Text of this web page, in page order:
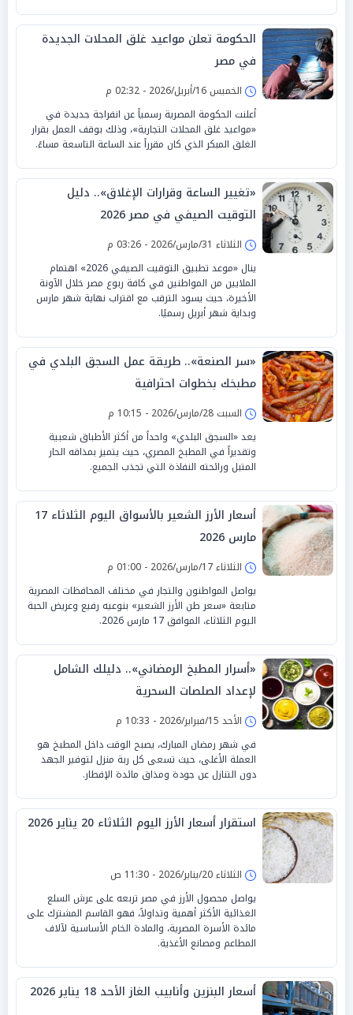
الحكومة تعلن مواعيد غلق المحلات الجديدة
في مصر
الخميس 16/أبريل/2026 - 02:32 م
أعلنت الحكومة المصرية رسمياً عن انفراجة جديدة في
«مواعيد غلق المحلات التجارية»، وذلك بوقف العمل بقرار
الغلق المبكر الذي كان مقرراً عند الساعة التاسعة مساءً.
«تغيير الساعة وقرارات الإغلاق».. دليل
التوقيت الصيفي في مصر 2026
الثلاثاء 31/مارس/2026 - 03:26 م
ينال «موعد تطبيق التوقيت الصيفي 2026» اهتمام
الملايين من المواطنين في كافة ربوع مصر خلال الآونة
الأخيرة، حيث يسود الترقب مع اقتراب نهاية شهر مارس
وبداية شهر أبريل رسميًا.
«سر الصنعة».. طريقة عمل السجق البلدي في
مطبخك بخطوات احترافية
السبت 28/مارس/2026 - 10:15 م
يعد «السجق البلدي» واحداً من أكثر الأطباق شعبية
وتقديراً في المطبخ المصري، حيث يتميز بمذاقه الحار
المتبل ورائحته النفاذة التي تجذب الجميع.
أسعار الأرز الشعير بالأسواق اليوم الثلاثاء 17
مارس 2026
الثلاثاء 17/مارس/2026 - 01:00 م
يواصل المواطنون والتجار في مختلف المحافظات المصرية
متابعة «سعر طن الأرز الشعير» بنوعيه رفيع وعريض الحبة
اليوم الثلاثاء، الموافق 17 مارس 2026.
«أسرار المطبخ الرمضاني».. دليلك الشامل
لإعداد الصلصات السحرية
الأحد 15/فبراير/2026 - 10:33 م
في شهر رمضان المبارك، يصبح الوقت داخل المطبخ هو
العملة الأغلى، حيث تسعى كل ربة منزل لتوفير الجهد
دون التنازل عن جودة ومذاق مائدة الإفطار.
استقرار أسعار الأرز اليوم الثلاثاء 20 يناير 2026
الثلاثاء 20/يناير/2026 - 11:30 ص
يواصل محصول الأرز في مصر تربعه على عرش السلع
الغذائية الأكثر أهمية وتداولاً، فهو القاسم المشترك على
مائدة الأسرة المصرية، والمادة الخام الأساسية لآلاف
المطاعم ومصانع الأغذية.
أسعار البنزين وأنابيب الغاز الأحد 18 يناير 2026